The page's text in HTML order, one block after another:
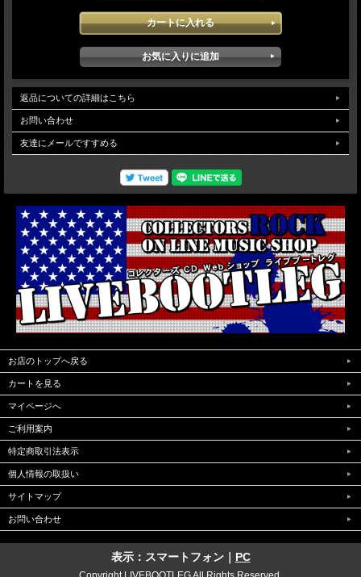
返品についての詳細はこちら
お問い合わせ
友達にメールですすめる
お店のトップへ戻る
カートを見る
マイページへ
ご利用案内
特定商取引法表示
個人情報の取扱い
サイトマップ
お問い合わせ
表示：スマートフォン｜ PC